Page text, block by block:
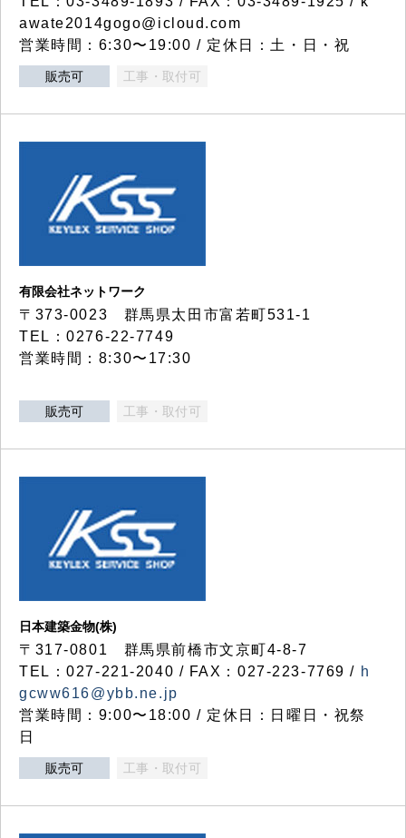
awate2014gogo@icloud.com
営業時間：6:30〜19:00 / 定休日：土・日・祝
販売可 工事・取付可
有限会社ネットワーク
〒373-0023 群馬県太田市富若町531-1
TEL：0276-22-7749
営業時間：8:30〜17:30
販売可 工事・取付可
日本建築金物(株)
〒317‐0801 群馬県前橋市文京町4-8-7
TEL：027-221-2040 / FAX：027-223-7769 / h
gcww616@ybb.ne.jp
営業時間：9:00〜18:00 / 定休日：日曜日・祝祭
日
販売可 工事・取付可